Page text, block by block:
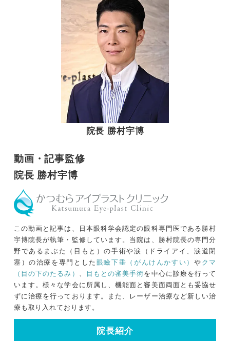
院長 勝村宇博
動画・記事監修
院長 勝村宇博
この動画と記事は、日本眼科学会認定の眼科専門医である勝村
宇博院長が執筆・監修しています。当院は、勝村院長の専門分
野であるまぶた（目もと）の手術や涙（ドライアイ、涙道閉
塞）の治療を専門とした眼瞼下垂（がんけんかすい） やクマ
（目の下のたるみ） 、 目もとの審美手術を中心に診療を行って
います。様々な学会に所属し、機能面と審美面両面とも妥協せ
ずに治療を行っております。また、レーザー治療など新しい治
療も取り入れております。
院長紹介